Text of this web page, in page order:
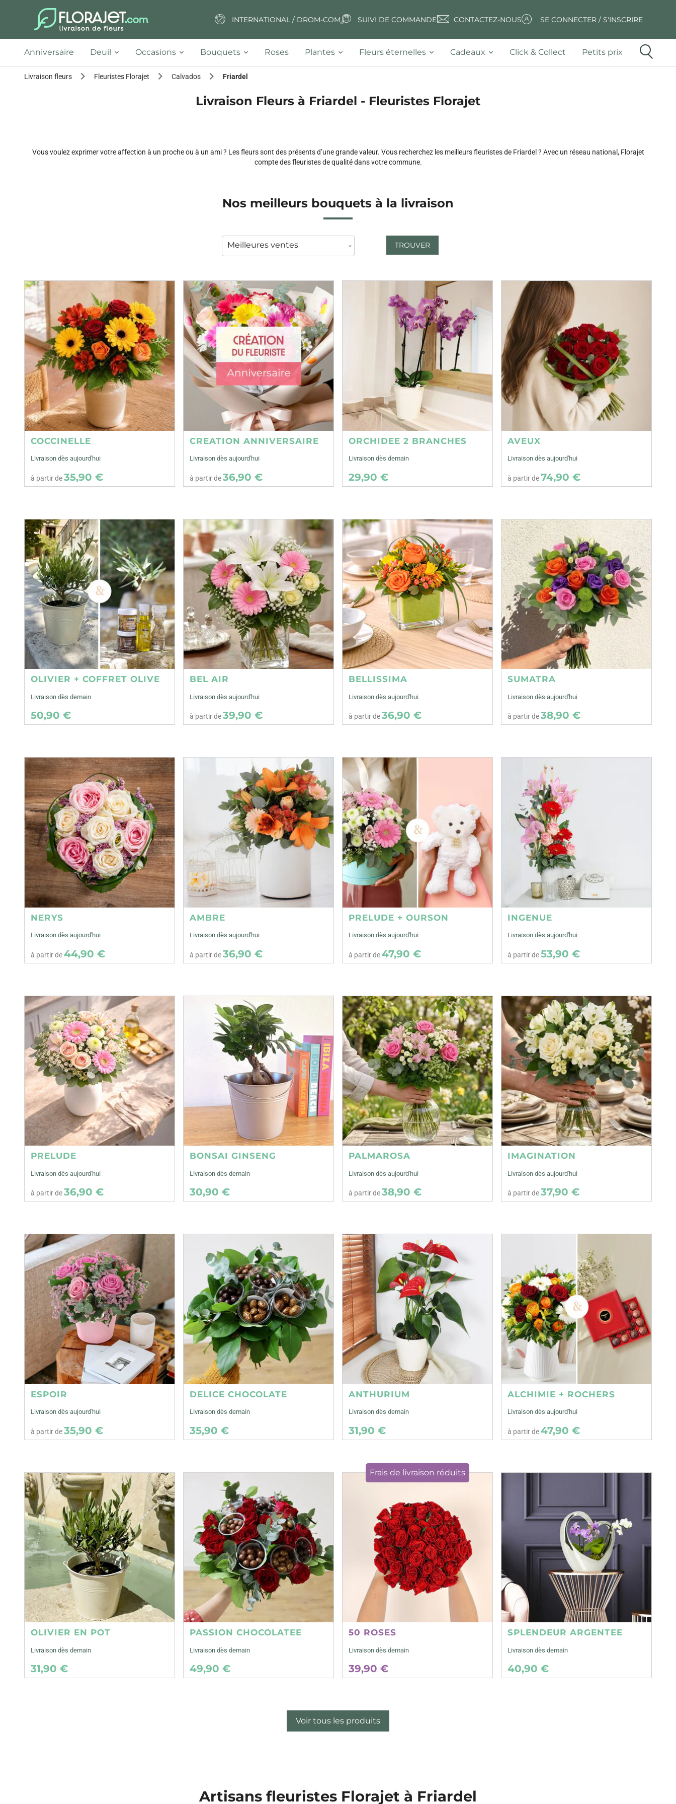
INTERNATIONAL / DROM-COM SUIVI DE COMMANDE CONTACTEZ-NOUS SE CONNECTER / S'INSCRIRE
Anniversaire Deuil Occasions Bouquets Roses Plantes Fleurs éternelles Cadeaux Click & Collect Petits prix
Livraison fleurs Fleuristes Florajet Calvados Friardel
Livraison Fleurs à Friardel - Fleuristes Florajet
Vous voulez exprimer votre affection à un proche ou à un ami ? Les fleurs sont des présents d’une grande valeur. Vous recherchez les meilleurs fleuristes de Friardel ? Avec un réseau national, Florajet
compte des fleuristes de qualité dans votre commune.
Nos meilleurs bouquets à la livraison
TROUVER
COCCINELLE
Livraison dès aujourd'hui
à partir de35,90 €
CREATION ANNIVERSAIRE
Livraison dès aujourd'hui
à partir de36,90 €
ORCHIDEE 2 BRANCHES
Livraison dès demain
29,90 €
AVEUX
Livraison dès aujourd'hui
à partir de74,90 €
OLIVIER + COFFRET OLIVE
Livraison dès demain
50,90 €
BEL AIR
Livraison dès aujourd'hui
à partir de39,90 €
BELLISSIMA
Livraison dès aujourd'hui
à partir de36,90 €
SUMATRA
Livraison dès aujourd'hui
à partir de38,90 €
NERYS
Livraison dès aujourd'hui
à partir de44,90 €
AMBRE
Livraison dès aujourd'hui
à partir de36,90 €
PRELUDE + OURSON
Livraison dès aujourd'hui
à partir de47,90 €
INGENUE
Livraison dès aujourd'hui
à partir de53,90 €
PRELUDE
Livraison dès aujourd'hui
à partir de36,90 €
BONSAI GINSENG
Livraison dès demain
30,90 €
PALMAROSA
Livraison dès aujourd'hui
à partir de38,90 €
IMAGINATION
Livraison dès aujourd'hui
à partir de37,90 €
ESPOIR
Livraison dès aujourd'hui
à partir de35,90 €
DELICE CHOCOLATE
Livraison dès demain
35,90 €
ANTHURIUM
Livraison dès demain
31,90 €
ALCHIMIE + ROCHERS
Livraison dès aujourd'hui
à partir de47,90 €
OLIVIER EN POT
Livraison dès demain
31,90 €
PASSION CHOCOLATEE
Livraison dès demain
49,90 €
Frais de livraison réduits
50 ROSES
Livraison dès demain
39,90 €
SPLENDEUR ARGENTEE
Livraison dès demain
40,90 €
Voir tous les produits
Artisans fleuristes Florajet à Friardel